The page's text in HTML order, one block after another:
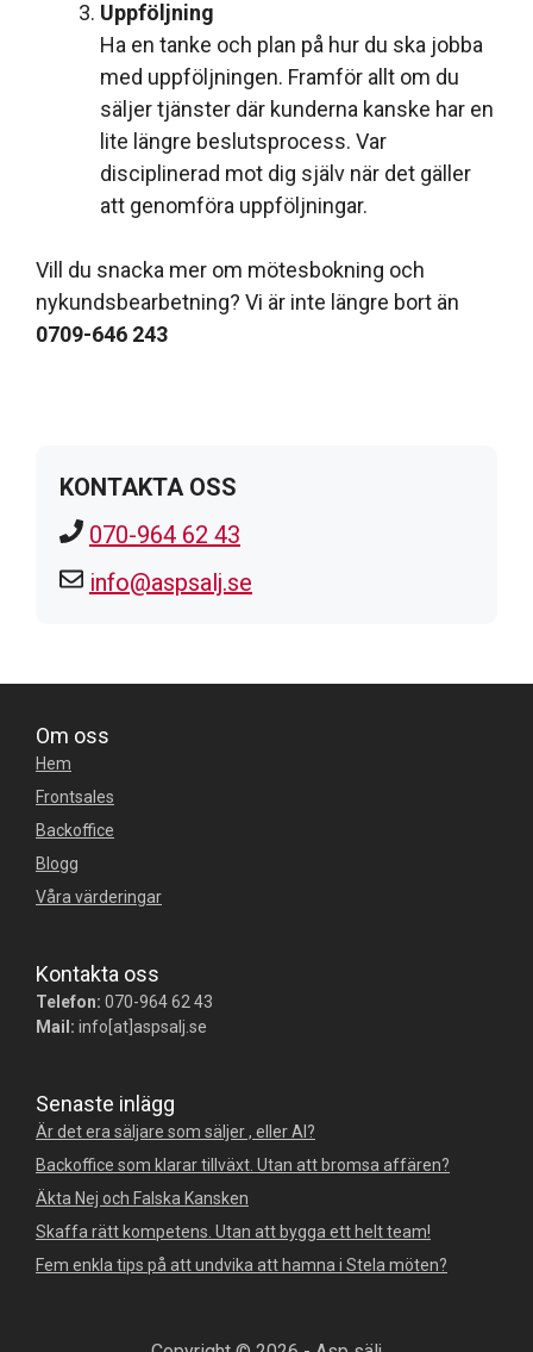
Uppföljning
Ha en tanke och plan på hur du ska jobba
med uppföljningen. Framför allt om du
säljer tjänster där kunderna kanske har en
lite längre beslutsprocess. Var
disciplinerad mot dig själv när det gäller
att genomföra uppföljningar.
Vill du snacka mer om mötesbokning och
nykundsbearbetning? Vi är inte längre bort än
0709-646 243
KONTAKTA OSS
070-964 62 43
info@aspsalj.se
Om oss
Hem
Frontsales
Backoffice
Blogg
Våra värderingar
Kontakta oss
Telefon: 070-964 62 43
Mail: info[at]aspsalj.se
Senaste inlägg
Är det era säljare som säljer , eller AI?
Backoffice som klarar tillväxt. Utan att bromsa affären?
Äkta Nej och Falska Kansken
Skaffa rätt kompetens. Utan att bygga ett helt team!
Fem enkla tips på att undvika att hamna i Stela möten?